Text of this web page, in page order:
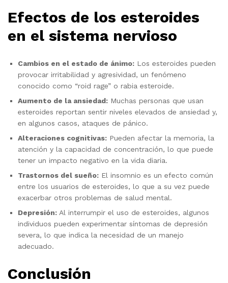
Efectos de los esteroides
en el sistema nervioso
Cambios en el estado de ánimo: Los esteroides pueden
provocar irritabilidad y agresividad, un fenómeno
conocido como “roid rage” o rabia esteroide.
Aumento de la ansiedad: Muchas personas que usan
esteroides reportan sentir niveles elevados de ansiedad y,
en algunos casos, ataques de pánico.
Alteraciones cognitivas: Pueden afectar la memoria, la
atención y la capacidad de concentración, lo que puede
tener un impacto negativo en la vida diaria.
Trastornos del sueño: El insomnio es un efecto común
entre los usuarios de esteroides, lo que a su vez puede
exacerbar otros problemas de salud mental.
Depresión: Al interrumpir el uso de esteroides, algunos
individuos pueden experimentar síntomas de depresión
severa, lo que indica la necesidad de un manejo
adecuado.
Conclusión